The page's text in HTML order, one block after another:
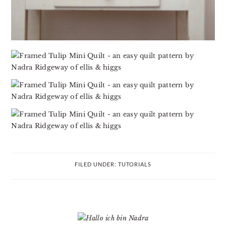
FILED UNDER: TUTORIALS